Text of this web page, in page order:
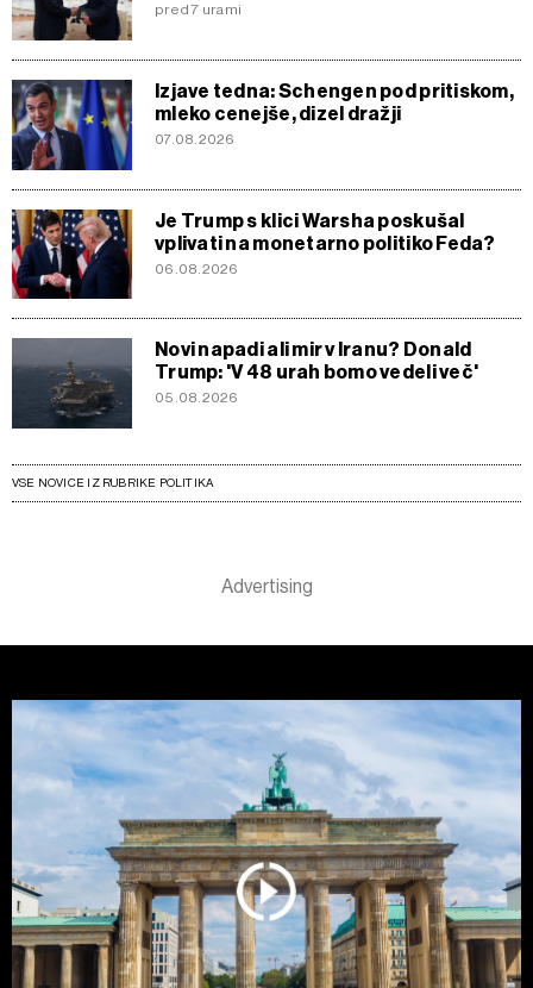
pred 7 urami
Izjave tedna: Schengen pod pritiskom,
mleko cenejše, dizel dražji
07.08.2026
Je Trump s klici Warsha poskušal
vplivati na monetarno politiko Feda?
06.08.2026
Novi napadi ali mir v Iranu? Donald
Trump: 'V 48 urah bomo vedeli več'
05.08.2026
VSE NOVICE IZ RUBRIKE POLITIKA